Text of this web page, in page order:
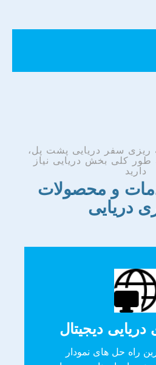
ریزی سفر دریایی پشت پل،
طور کلی بخش دریایی نیاز
دارید
و محصولات
دریایی
دریایی دیجیتال
راه حل های نمودار